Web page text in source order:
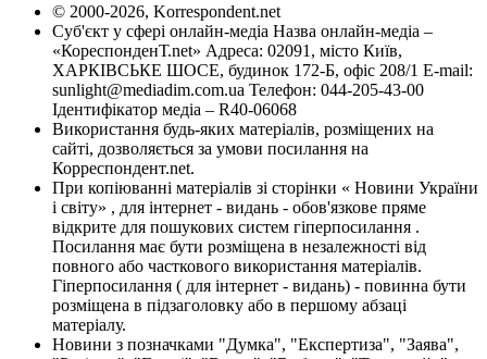
© 2000-2026, Korrespondent.net
Суб'єкт у сфері онлайн-медіа Назва онлайн-медіа –
«КореспонденТ.net» Адреса: 02091, місто Київ,
ХАРКІВСЬКЕ ШОСЕ, будинок 172-Б, офіс 208/1 E-mail:
sunlight@mediadim.com.ua Телефон: 044-205-43-00
Ідентифікатор медіа – R40-06068
Використання будь-яких матеріалів, розміщених на
сайті, дозволяється за умови посилання на
Корреспондент.net.
При копіюванні матеріалів зі сторінки « Новини України
і світу» , для інтернет - видань - обов'язкове пряме
відкрите для пошукових систем гіперпосилання .
Посилання має бути розміщена в незалежності від
повного або часткового використання матеріалів.
Гіперпосилання ( для інтернет - видань) - повинна бути
розміщена в підзаголовку або в першому абзаці
матеріалу.
Новини з позначками "Думка", "Експертиза", "Заява",